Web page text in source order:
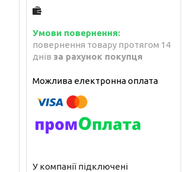
повернення товару протягом 14
днів за рахунок покупця
У компанії підключені